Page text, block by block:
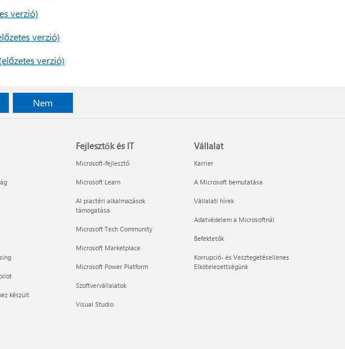
verzió)
verzió)
verzió)
Nem
készült
Fejlesztők és IT
Microsoft-fejlesztő
Microsoft Learn
AI piactéri alkalmazások
támogatása
Microsoft Tech Community
Microsoft Marketplace
Microsoft Power Platform
Szoftvervállalatok
Visual Studio
Vállalat
Karrier
A Microsoft bemutatása
Vállalati hírek
Adatvédelem a Microsoftnál
Befektetők
Korrupció- és Vesztegetésellenes
Elkötelezettségünk